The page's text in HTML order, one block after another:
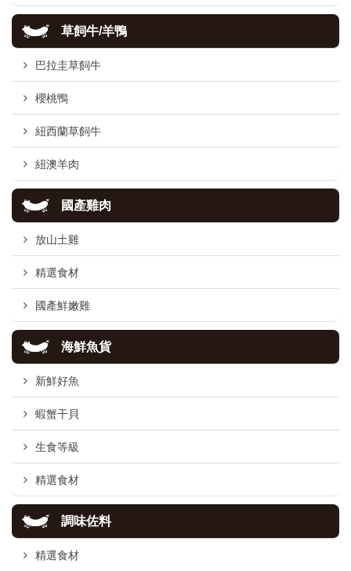
草飼牛/羊鴨
巴拉圭草飼牛
櫻桃鴨
紐西蘭草飼牛
紐澳羊肉
國產雞肉
放山土雞
精選食材
國產鮮嫩雞
海鮮魚貨
新鮮好魚
蝦蟹干貝
生食等級
精選食材
調味佐料
精選食材